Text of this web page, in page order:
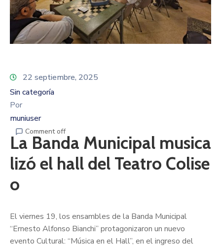
22 septiembre, 2025
Sin categoría
Por
muniuser
Comment off
La Banda Municipal musica
lizó el hall del Teatro Colise
o
El viernes 19, los ensambles de la Banda Municipal
“Ernesto Alfonso Bianchi” protagonizaron un nuevo
evento Cultural: “Música en el Hall”, en el ingreso del